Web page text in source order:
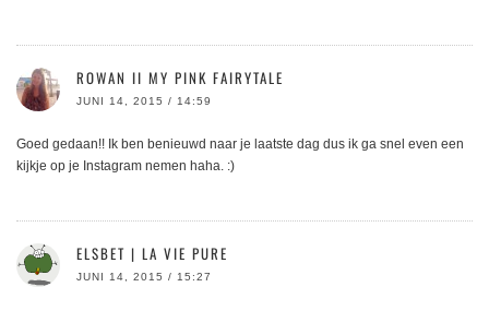
ROWAN II MY PINK FAIRYTALE
JUNI 14, 2015 / 14:59
Goed gedaan!! Ik ben benieuwd naar je laatste dag dus ik ga snel even een
kijkje op je Instagram nemen haha. :)
ELSBET | LA VIE PURE
JUNI 14, 2015 / 15:27